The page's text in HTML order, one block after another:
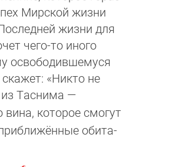
Мир­ской жиз­ни
жиз­ни для
че­го-то ино­го
ос­во­бо­див­ше­му­ся
«Ни­кто не
Тас­ни­ма —
ко­то­рое смо­гут
оби­та­